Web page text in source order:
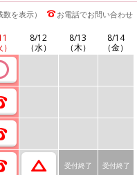
を表示） お電話でお問い合わせ
）
8/12
（水）
8/13
（木）
8/14
（金）
受付終了 受付終了